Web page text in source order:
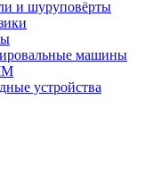
и шуруповёрты
машины
устройства